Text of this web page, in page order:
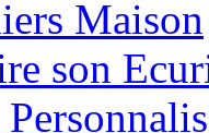
Maison
son